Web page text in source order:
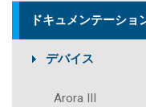
ドキュメンテーショ
デバイス
Arora III